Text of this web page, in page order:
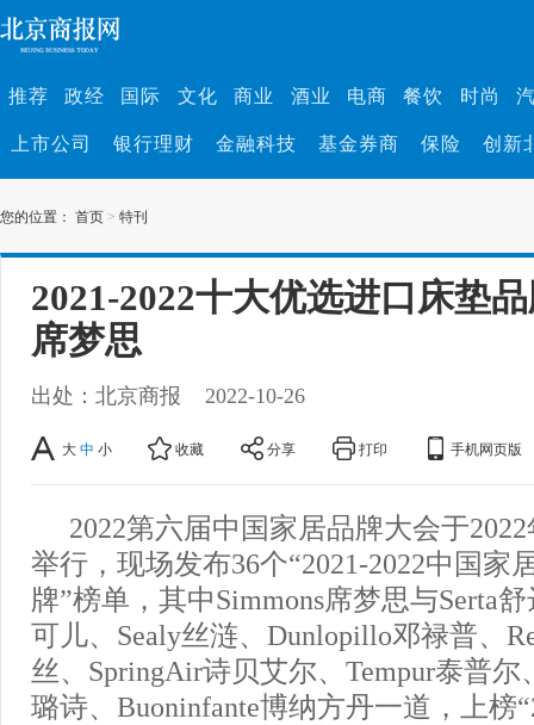
推荐 政经 国际 文化 商业 酒业 电商 餐饮 时尚
上市公司 银行理财 金融科技 基金券商 保险 创新
您的位置： 首页 > 特刊
2021-2022十大优选进口床垫
席梦思
出处：北京商报 2022-10-26
大 中 小 收藏 分享 打印 手机网页版
2022第六届中国家居品牌大会于
举行，现场发布36个“2021-2022中国家
牌”榜单，其中Simmons席梦思与Serta
可儿、Sealy丝涟、Dunlopillo邓禄普、
丝、SpringAir诗贝艾尔、Tempur泰普尔
璐诗、Buoninfante博纳方丹一道，上榜